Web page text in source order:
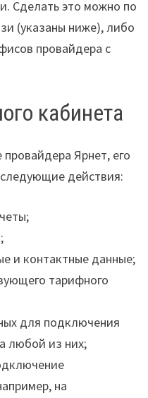
Сделать это можно по
(указаны ниже), либо
провайдера с
кабинета
Ярнет, его
действия:
и контактные данные;
тарифного
для подключения
любой из них;
на